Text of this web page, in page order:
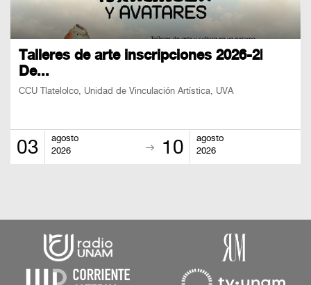
Talleres de arte inscripciones 2026-2|
De...
CCU Tlatelolco, Unidad de Vinculación Artística, UVA
03
agosto
2026
10
agosto
2026